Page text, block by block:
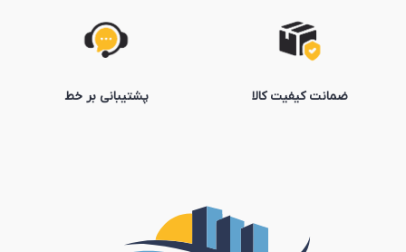
ضمانت کیفیت کالا پشتیبانی بر خط